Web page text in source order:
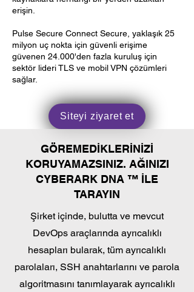
erişin.
Pulse Secure Connect Secure, yaklaşık 25
milyon uç nokta için güvenli erişime
güvenen 24.000'den fazla kuruluş için
sektör lideri TLS ve mobil VPN çözümleri
sağlar.
Siteyi ziyaret et
GÖREMEDİKLERİNİZİ
KORUYAMAZSINIZ. AĞINIZI
CYBERARK DNA ™ İLE
TARAYIN
Şirket içinde, bulutta ve mevcut
DevOps araçlarında ayrıcalıklı
hesapları bularak, tüm ayrıcalıklı
parolaları, SSH anahtarlarını ve parola
algoritmasını tanımlayarak ayrıcalıklı